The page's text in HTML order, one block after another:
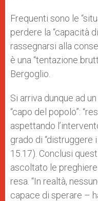
Frequenti sono le
perdere la “capacità
rassegnarsi alla
è una “tentazione
Bergoglio.
Si arriva dunque ad
“capo del popolo”:
aspettando
grado di “distruggere
15.17). Conclusi
ascoltato le
resa. “In realtà,
capace di sperare –